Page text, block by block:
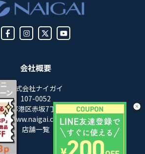
会社概要
株式会社ナイガイ
107-0052
京都港区赤坂7丁目8-5
www.naigai.co.jp/corp/
店舗一覧